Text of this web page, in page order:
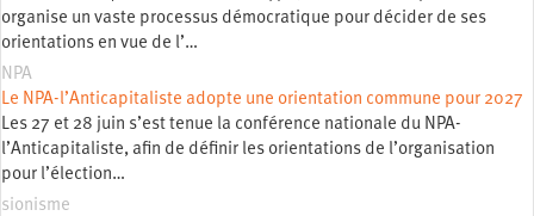
organise un vaste processus démocratique pour décider de ses
orientations en vue de l’…
NPA
Le NPA-l’Anticapitaliste adopte une orientation commune pour 2027
Les 27 et 28 juin s’est tenue la conférence nationale du NPA-
l’Anticapitaliste, afin de définir les orientations de l’organisation
pour l’élection…
sionisme